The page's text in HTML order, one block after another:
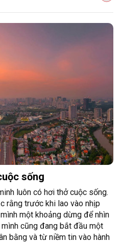
sống
luôn có hơi thở cuộc sống.
rằng trước khi lao vào nhịp
một khoảng dừng để nhìn
cũng đang bắt đầu một
bằng và từ niềm tin vào hành